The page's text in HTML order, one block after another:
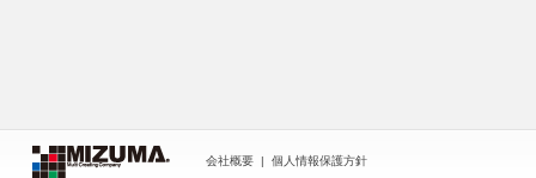
会社概要 | 個人情報保護方針